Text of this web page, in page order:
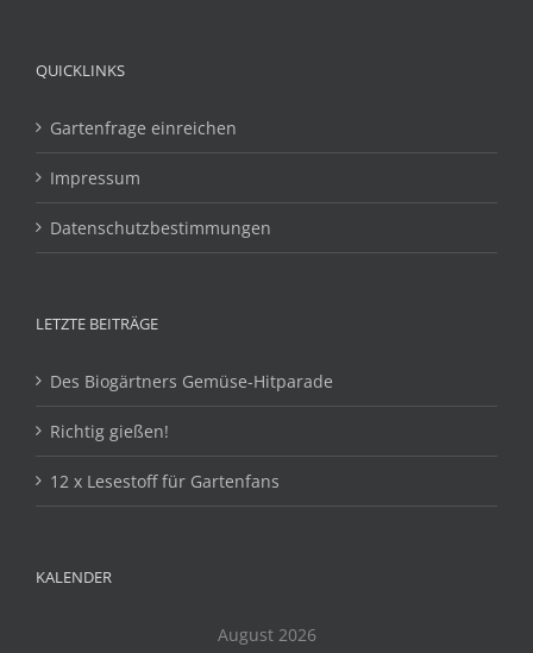
QUICKLINKS
Gartenfrage einreichen
Impressum
Datenschutzbestimmungen
LETZTE BEITRÄGE
Des Biogärtners Gemüse-Hitparade
Richtig gießen!
12 x Lesestoff für Gartenfans
KALENDER
August 2026